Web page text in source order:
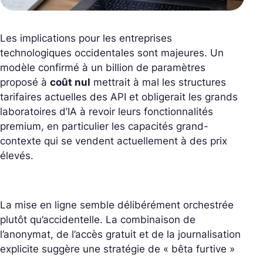
Les implications pour les entreprises
technologiques occidentales sont majeures. Un
modèle confirmé à un billion de paramètres
proposé à coût nul mettrait à mal les structures
tarifaires actuelles des API et obligerait les grands
laboratoires d’IA à revoir leurs fonctionnalités
premium, en particulier les capacités grand-
contexte qui se vendent actuellement à des prix
élevés.
La mise en ligne semble délibérément orchestrée
plutôt qu’accidentelle. La combinaison de
l’anonymat, de l’accès gratuit et de la journalisation
explicite suggère une stratégie de « bêta furtive »